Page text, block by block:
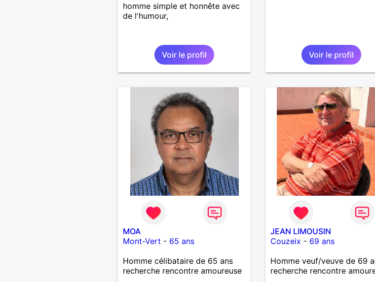
homme simple et honnête avec
de l'humour,
Voir le profil Voir le profil
MOA
Mont-Vert - 65 ans
Homme célibataire de 65 ans
recherche rencontre amoureuse
JEAN LIMOUSIN
Couzeix - 69 ans
Homme veuf/veuve de 69
recherche rencontre